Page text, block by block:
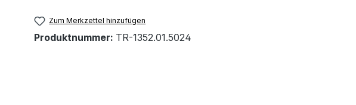
Zum Merkzettel hinzufügen
Produktnummer: TR-1352.01.5024